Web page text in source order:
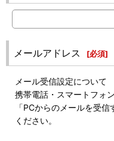
メールアドレス [必須]
メール受信設定について
携帯電話・スマートフォ
「PCからのメールを受
ください。